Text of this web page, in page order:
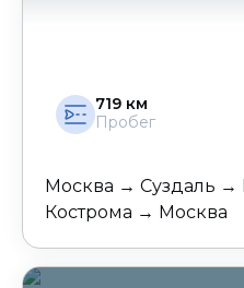
719 км
Пробег
Москва → Суздаль
Кострома → Москва